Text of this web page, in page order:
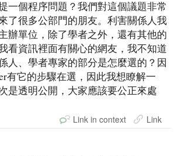
一個程序問題？我們對這個議題非常
了很多公部門的朋友。利害關係人我
辦單位，除了學者之外，還有其他的
看資訊裡面有關心的網友，我不知道
人、學者專家的部分是怎麼選的？因
有它的步驟在選，因此我想瞭解一
是透明公開，大家應該要公正來處
Link in context Link